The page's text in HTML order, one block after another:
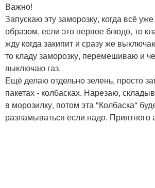
Важно!
Запускаю эту заморозку, когда всё
образом, если это первое блюдо, то
жду когда закипит и сразу же
то кладу заморозку, перемешиваю и
выключаю газ.
Ещё делаю отдельно зелень, просто
пакетах - колбасках. Нарезаю,
в морозилку, потом эта "Колбаска"
разламываться если надо. Приятного